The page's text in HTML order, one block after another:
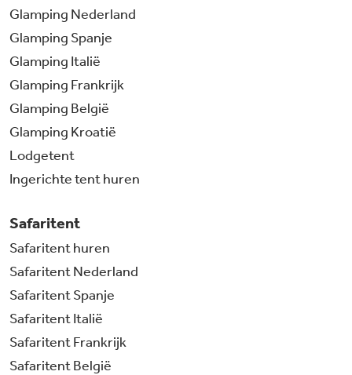
Glamping Nederland
Glamping Spanje
Glamping Italië
Glamping Frankrijk
Glamping België
Glamping Kroatië
Lodgetent
Ingerichte tent huren
Safaritent
Safaritent huren
Safaritent Nederland
Safaritent Spanje
Safaritent Italië
Safaritent Frankrijk
Safaritent België